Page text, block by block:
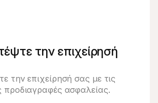
την επιχείρησή
την επιχείρησή σας με τις
προδιαγραφές ασφαλείας.